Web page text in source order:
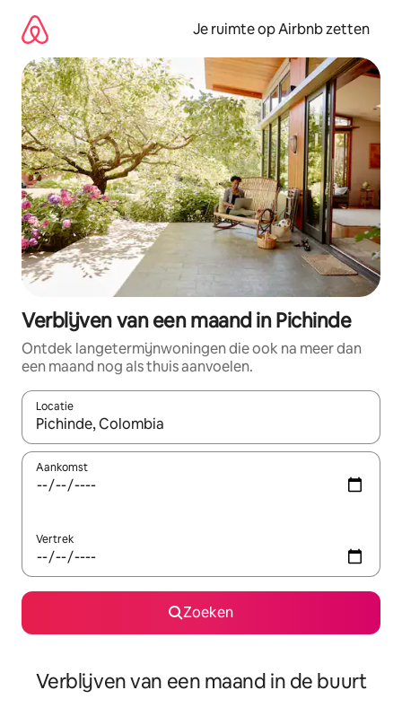
direct
naar
inhoud
Je ruimte op Airbnb zetten
Verblijven van een maand in Pichinde
Ontdek langetermijnwoningen die ook na meer dan
een maand nog als thuis aanvoelen.
Locatie
Wanneer er suggesties beschikbaar zijn, maak je een keuze
Aankomst
Vertrek
Zoeken
Verblijven van een maand in de buurt